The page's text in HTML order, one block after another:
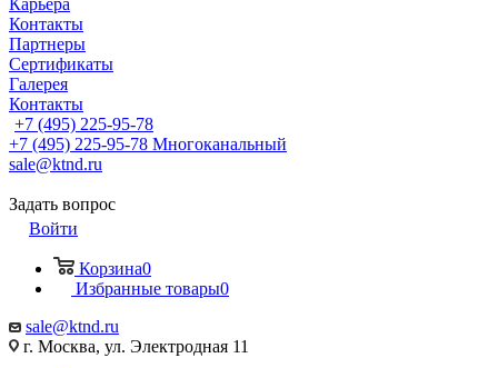
Карьера
Контакты
Партнеры
Сертификаты
Галерея
Контакты
+7 (495) 225-95-78
+7 (495) 225-95-78 Многоканальный
sale@ktnd.ru
Задать вопрос
Войти
Корзина0
Избранные товары0
sale@ktnd.ru
г. Москва, ул. Электродная 11